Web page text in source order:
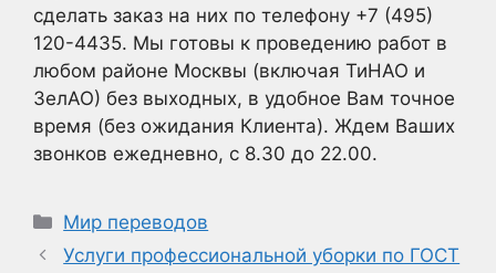
сделать заказ на них по телефону +7 (495)
120-4435. Мы готовы к проведению работ в
любом районе Москвы (включая ТиНАО и
ЗелАО) без выходных, в удобное Вам точное
время (без ожидания Клиента). Ждем Ваших
звонков ежедневно, с 8.30 до 22.00.
Рубрики
Мир переводов
Услуги профессиональной уборки по ГОСТ